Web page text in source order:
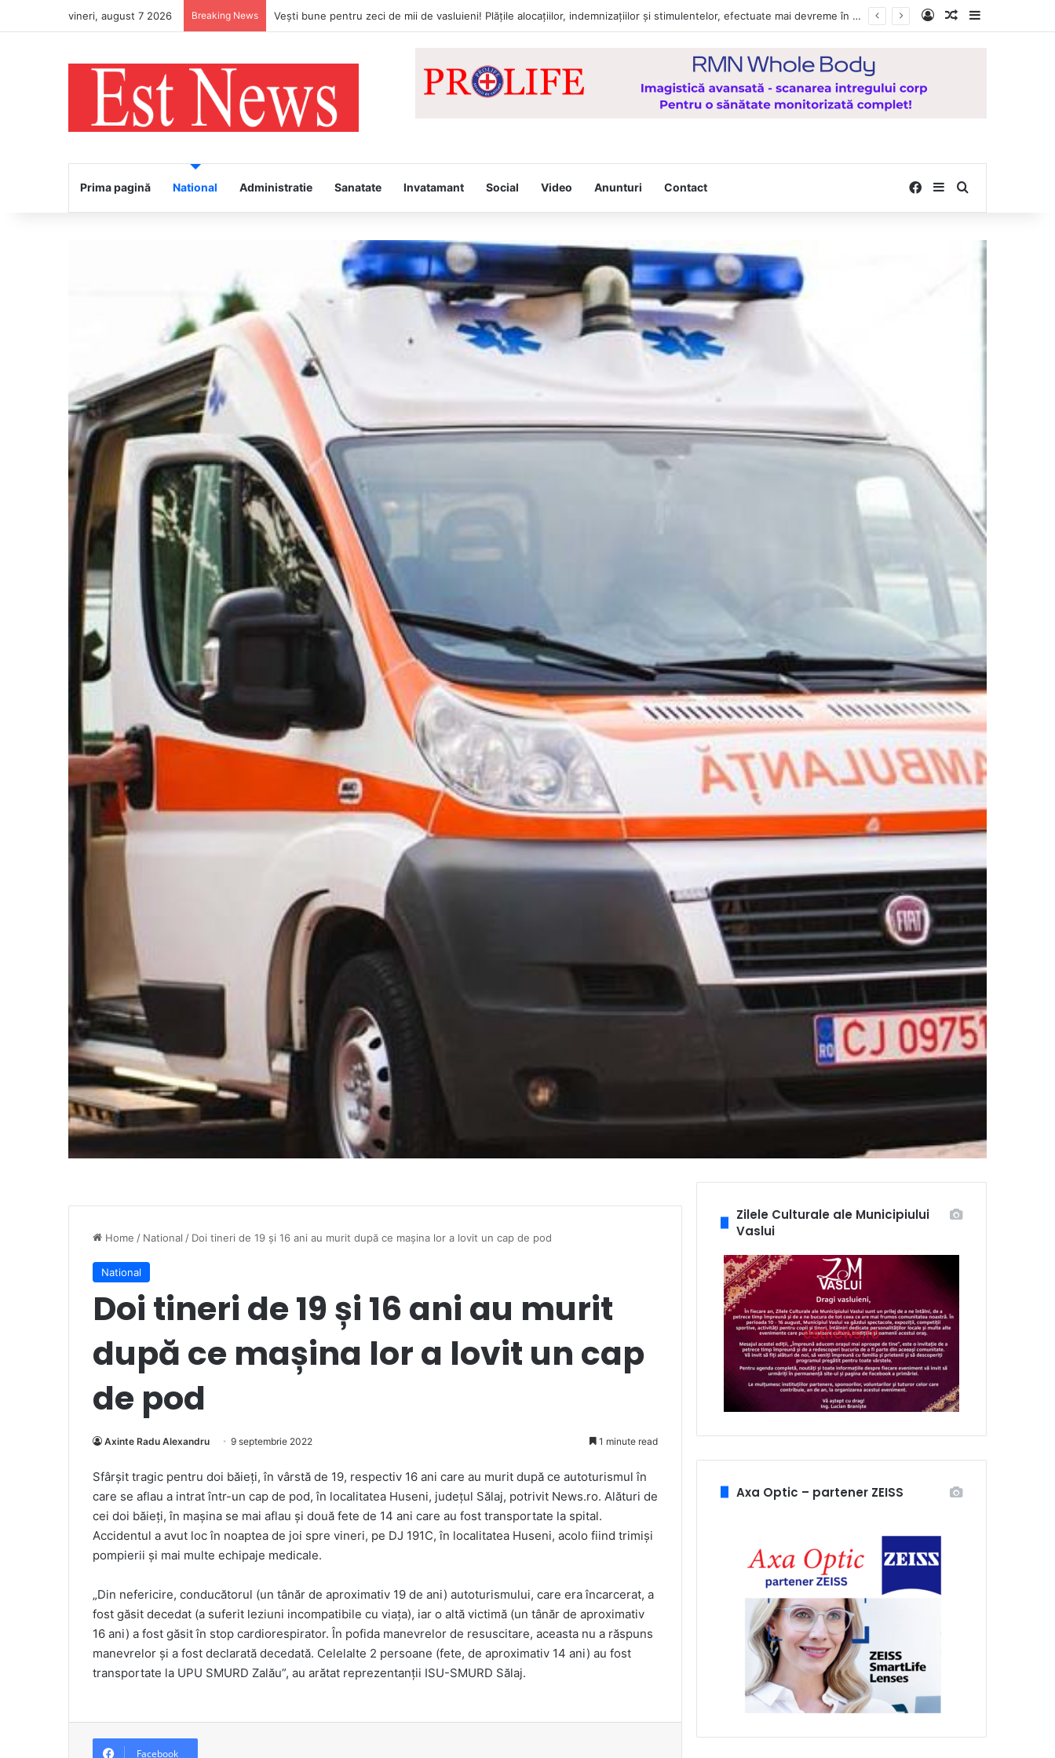
vineri, august 7 2026 Breaking News PS Ignatie va întâmpina, joi, la Vaslui, Icoana făcătoare de minuni a Maicii Domnului, de la Mănăstirea Hadâmbu Log InRandom Article
Prima pagină National Administratie Sanatate Invatamant Social Video Anunturi Contact Facebook
SidebarSearch for
Home / National / Doi tineri de 19 și 16 ani au murit după ce mașina lor a lovit un cap de pod
National
Doi tineri de 19 și 16 ani au murit
după ce mașina lor a lovit un cap
de pod
Axinte Radu Alexandru 9 septembrie 2022 1 minute read
Sfârșit tragic pentru doi băieți, în vârstă de 19, respectiv 16 ani care au murit după ce autoturismul în
care se aflau a intrat într-un cap de pod, în localitatea Huseni, judeţul Sălaj, potrivit News.ro. Alături de
cei doi băieți, în mașina se mai aflau și două fete de 14 ani care au fost transportate la spital.
Accidentul a avut loc în noaptea de joi spre vineri, pe DJ 191C, în localitatea Huseni, acolo fiind trimişi
pompierii şi mai multe echipaje medicale.
„Din nefericire, conducătorul (un tânăr de aproximativ 19 de ani) autoturismului, care era încarcerat, a
fost găsit decedat (a suferit leziuni incompatibile cu viaţa), iar o altă victimă (un tânăr de aproximativ
16 ani) a fost găsit în stop cardiorespirator. În pofida manevrelor de resuscitare, aceasta nu a răspuns
manevrelor şi a fost declarată decedată. Celelalte 2 persoane (fete, de aproximativ 14 ani) au fost
transportate la UPU SMURD Zalău”, au arătat reprezentanţii ISU-SMURD Sălaj.
Facebook
Zilele Culturale ale Municipiului
Vaslui
Axa Optic – partener ZEISS